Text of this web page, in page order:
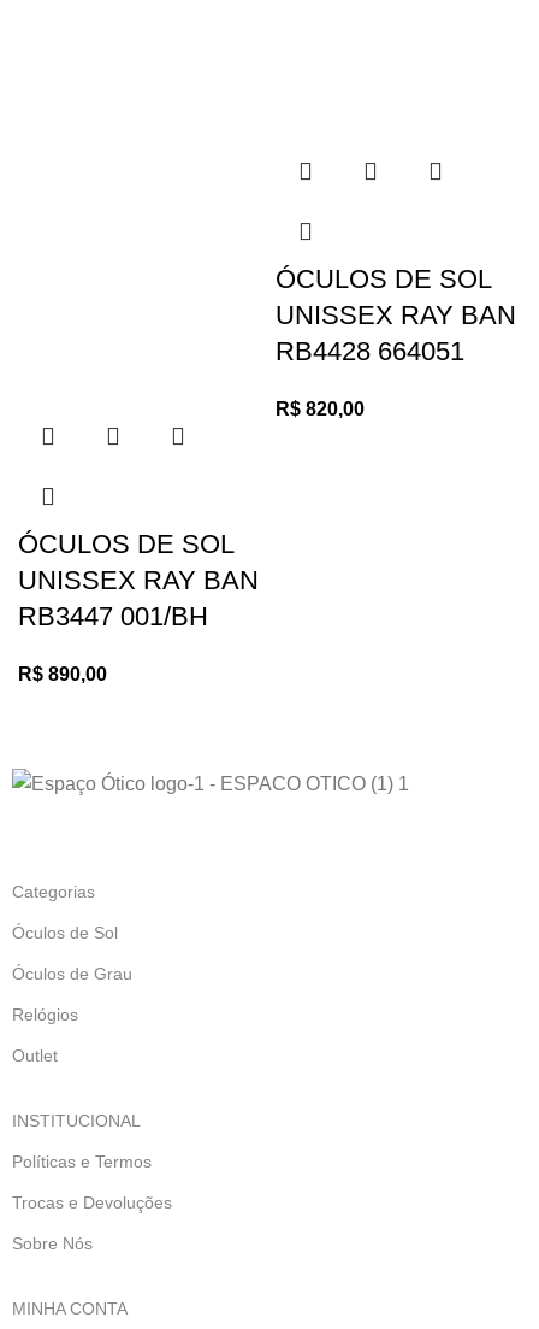
ÓCULOS DE SOL
UNISSEX RAY BAN
RB3447 001/BH
R$ 890,00
ÓCULOS DE SOL
UNISSEX RAY BAN
RB4428 664051
R$ 820,00
Categorias
Óculos de Sol
Óculos de Grau
Relógios
Outlet
INSTITUCIONAL
Políticas e Termos
Trocas e Devoluções
Sobre Nós
MINHA CONTA